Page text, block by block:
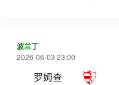
波兰丁
2026-06-03 23:00
罗姆查